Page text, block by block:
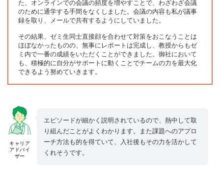
た、オンラインでの会議の頻度を増やすことで、わざわざ会議
のために通学する手間をなくしました。会議の内容も私が議事
録を取り、メールで共有するようにしていました。
その結果、ゼミ生同士直接顔を合わせて対策をおこなうことは
ほぼなかったものの、無事にレポートは完成し、教授からもゼ
ミ内で一番の成績をいただくことができました。御社において
も、積極的に自分がサポートに動くことでチームの力を最大化
できるよう努めていきます。
キャリア
アドバイ
ザー
エピソードが細かく説明されているので、熱中して取
り組んだことがよくわかります。また課題へのアプロ
ーチ方法も的を得ていて、入社後もその力を活かして
くれそうです。